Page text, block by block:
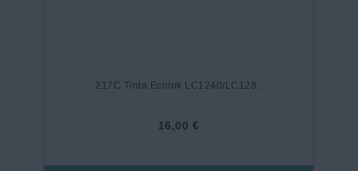
217C Tinta EcoInk LC1240/LC128..
16,00 €